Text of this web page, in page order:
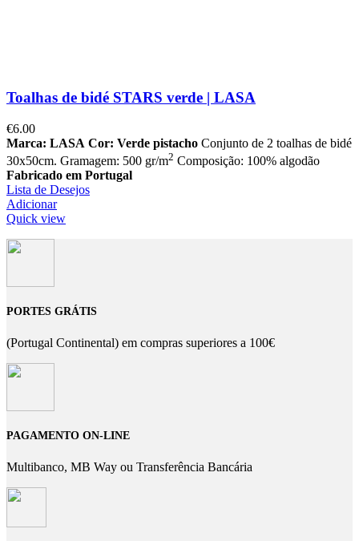
Toalhas de bidé STARS verde | LASA
€6.00
Marca: LASA Cor: Verde pistacho Conjunto de 2 toalhas de bidé
30x50cm. Gramagem: 500 gr/m2 Composição: 100% algodão
Fabricado em Portugal
Lista de Desejos
Adicionar
Quick view
PORTES GRÁTIS
(Portugal Continental) em compras superiores a 100€
PAGAMENTO ON-LINE
Multibanco, MB Way ou Transferência Bancária